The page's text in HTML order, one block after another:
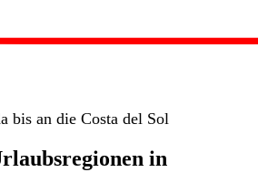
bis an die Costa del Sol
in